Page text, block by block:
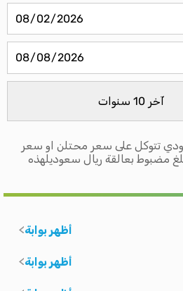
تتوكل على سعر محتلن او سعر
مضبوط بعالقة ريال سعوديلهذه
أظهر بوابة
أظهر بوابة